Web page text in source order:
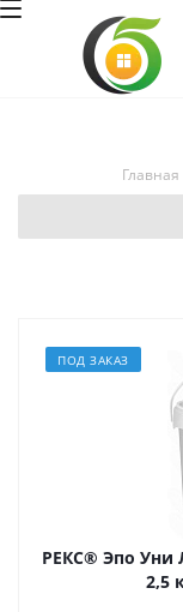
Главная
ПОД ЗАКАЗ
РЕКС® Эпо Уни Лонг
2,5